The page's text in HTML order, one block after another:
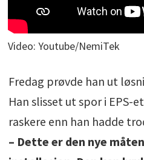
Video: Youtube/NemiTek
Fredag prøvde han ut
Han slisset ut spor i EPS-
raskere enn han hadde
– Dette er den nye